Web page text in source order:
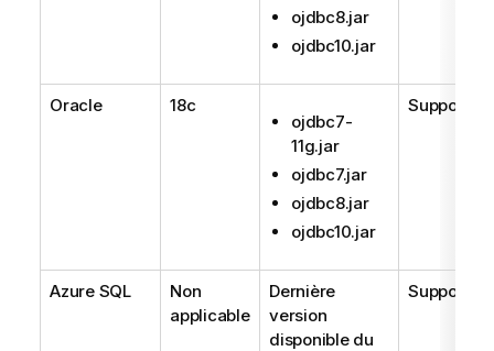
ojdbc8.jar
ojdbc10.jar
Oracle 18c
ojdbc7-
11g.jar
ojdbc7.jar
ojdbc8.jar
ojdbc10.jar
Supporté
Azure SQL
Non
applicable
Dernière
version
disponible du
Supporté